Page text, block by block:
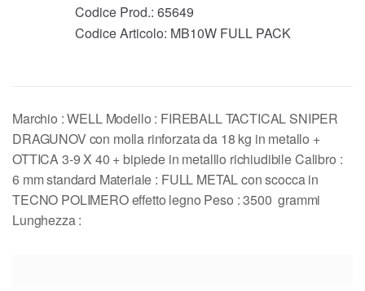
Codice Prod.: 65649
Codice Articolo: MB10W FULL PACK
Marchio : WELL Modello : FIREBALL TACTICAL SNIPER
DRAGUNOV con molla rinforzata da 18 kg in metallo +
OTTICA 3-9 X 40 + bipiede in metalllo richiudibile Calibro :
6 mm standard Materiale : FULL METAL con scocca in
TECNO POLIMERO effetto legno Peso : 3500 grammi
Lunghezza :